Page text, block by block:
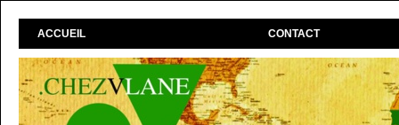
ACCUEIL CONTACT